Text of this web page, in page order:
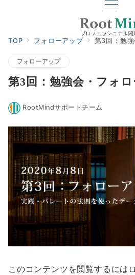
TOP フォローアップ 第3回：勉
フォローアップ
第3回：勉強会・フォ
RootMindサポートチーム
このコンテンツを閲覧するには